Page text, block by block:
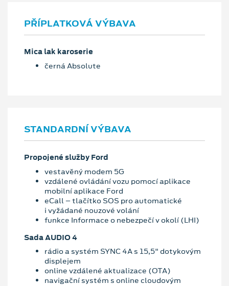
PŘÍPLATKOVÁ VÝBAVA
Mica lak karoserie
černá Absolute
STANDARDNÍ VÝBAVA
Propojené služby Ford
vestavěný modem 5G
vzdálené ovládání vozu pomocí aplikace
mobilní aplikace Ford
eCall – tlačítko SOS pro automatické
i vyžádané nouzové volání
funkce Informace o nebezpečí v okolí (LHI)
Sada AUDIO 4
rádio a systém SYNC 4A s 15,5" dotykovým
displejem
online vzdálené aktualizace (OTA)
navigační systém s online cloudovým